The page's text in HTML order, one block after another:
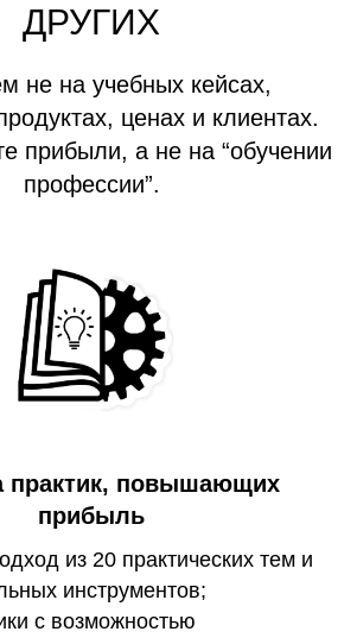
ДРУГИХ
не на учебных кейсах,
ценах и клиентах.
прибыли, а не на “обучении
профессии”.
практик, повышающих
прибыль
из 20 практических тем и
инструментов;
с возможностью